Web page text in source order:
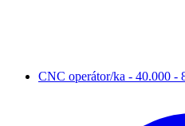
CNC operátor/ka - 40.000 -